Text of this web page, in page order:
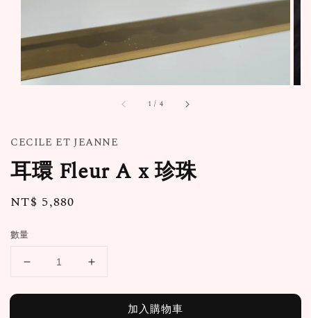
1 / 4
CECILE ET JEANNE
耳環 Fleur A x 珍珠
Regular
NT$ 5,880
數量
加入購物車